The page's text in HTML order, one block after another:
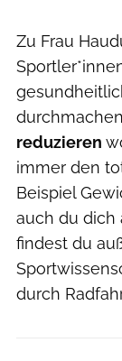
Zu Frau
reduzieren
immer den
Beispiel
auch du dich
findest du
durch